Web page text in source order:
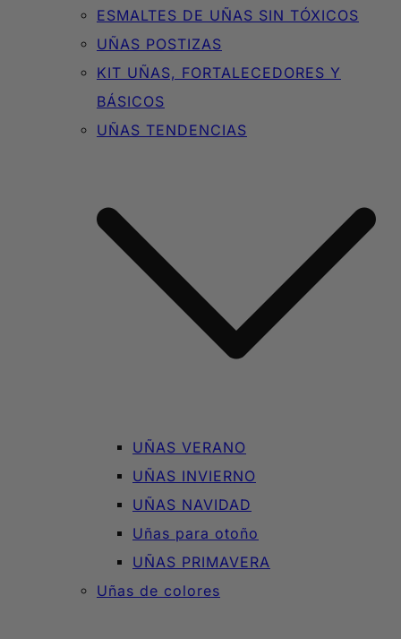
ESMALTES DE UÑAS SIN TÓXICOS
UÑAS POSTIZAS
KIT UÑAS, FORTALECEDORES Y
BÁSICOS
UÑAS TENDENCIAS
UÑAS VERANO
UÑAS INVIERNO
UÑAS NAVIDAD
Uñas para otoño
UÑAS PRIMAVERA
Uñas de colores